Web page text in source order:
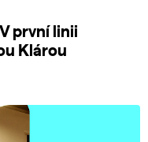
první linii
Klárou